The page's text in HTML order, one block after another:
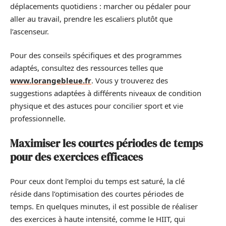
déplacements quotidiens : marcher ou pédaler pour
aller au travail, prendre les escaliers plutôt que
l’ascenseur.
Pour des conseils spécifiques et des programmes
adaptés, consultez des ressources telles que
www.lorangebleue.fr. Vous y trouverez des
suggestions adaptées à différents niveaux de condition
physique et des astuces pour concilier sport et vie
professionnelle.
Maximiser les courtes périodes de temps
pour des exercices efficaces
Pour ceux dont l’emploi du temps est saturé, la clé
réside dans l’optimisation des courtes périodes de
temps. En quelques minutes, il est possible de réaliser
des exercices à haute intensité, comme le HIIT, qui